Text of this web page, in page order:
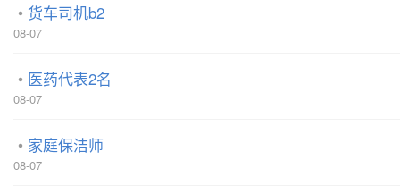
货车司机b2
08-07
医药代表2名
08-07
家庭保洁师
08-07